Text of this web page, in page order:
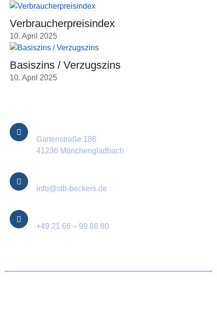
Verbraucherpreisindex
10. April 2025
Basiszins / Verzugszins
10. April 2025
Gartenstraße 186
41236 Mönchengladbach
info@stb-beckers.de
+49 21 66 – 99 86 80